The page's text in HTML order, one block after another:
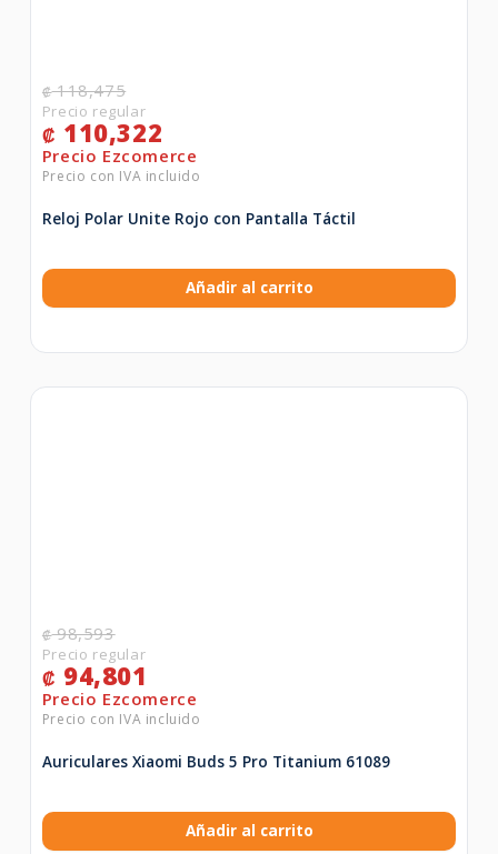
₡118,475
₡ 110,322
Reloj Polar Unite Rojo con Pantalla Táctil
Añadir al carrito
₡98,593
₡ 94,801
Auriculares Xiaomi Buds 5 Pro Titanium 61089
Añadir al carrito